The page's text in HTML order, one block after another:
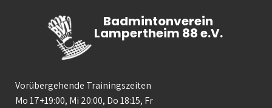
Badmintonverein
Lampertheim 88 e.V.
Vorübergehende Trainingszeiten
Mo 17+19:00, Mi 20:00, Do 18:15, Fr